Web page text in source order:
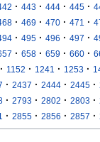
· 443 · 444 · 445 ·
· 469 · 470 · 471 ·
· 495 · 496 · 497 ·
· 658 · 659 · 660 ·
· 1152 · 1241 · 1253 ·
· 2437 · 2444 · 2445 ·
· 2793 · 2802 · 2803 ·
· 2855 · 2856 · 2857 ·